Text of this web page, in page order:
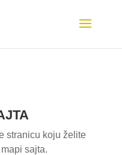
stranicu koju želite
sajta.